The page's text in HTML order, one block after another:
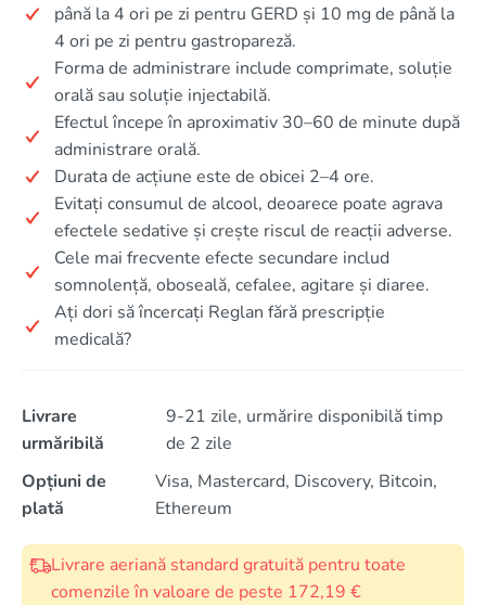
până la 4 ori pe zi pentru GERD și 10 mg de până la
4 ori pe zi pentru gastropareză.
Forma de administrare include comprimate, soluție
orală sau soluție injectabilă.
Efectul începe în aproximativ 30–60 de minute după
administrare orală.
Durata de acțiune este de obicei 2–4 ore.
Evitați consumul de alcool, deoarece poate agrava
efectele sedative și crește riscul de reacții adverse.
Cele mai frecvente efecte secundare includ
somnolență, oboseală, cefalee, agitare și diaree.
Ați dori să încercați Reglan fără prescripție
medicală?
Livrare
urmăribilă
9-21 zile, urmărire disponibilă timp
de 2 zile
Opțiuni de
plată
Visa, Mastercard, Discovery, Bitcoin,
Ethereum
Livrare aeriană standard gratuită pentru toate
comenzile în valoare de peste 172,19 €